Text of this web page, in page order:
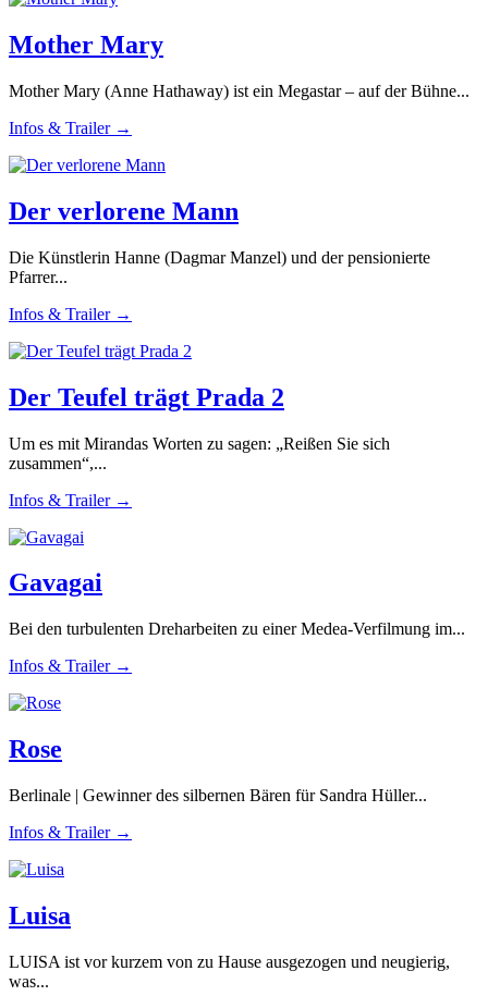
Mother Mary
Mother Mary (Anne Hathaway) ist ein Megastar – auf der Bühne...
Infos & Trailer →
Der verlorene Mann
Die Künstlerin Hanne (Dagmar Manzel) und der pensionierte
Pfarrer...
Infos & Trailer →
Der Teufel trägt Prada 2
Um es mit Mirandas Worten zu sagen: „Reißen Sie sich
zusammen“,...
Infos & Trailer →
Gavagai
Bei den turbulenten Dreharbeiten zu einer Medea-Verfilmung im...
Infos & Trailer →
Rose
Berlinale | Gewinner des silbernen Bären für Sandra Hüller...
Infos & Trailer →
Luisa
LUISA ist vor kurzem von zu Hause ausgezogen und neugierig,
was...